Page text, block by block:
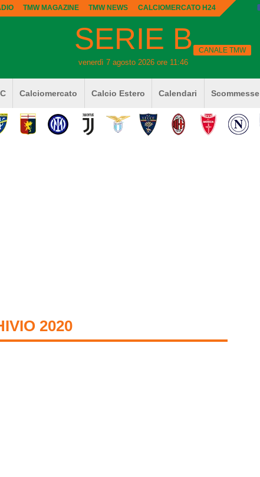
TMW MAGAZINE TMW NEWS CALCIOMERCATO H24
SERIE B
venerdì 7 agosto 2026 ore 11:46
CANALE TMW
Calciomercato Calcio Estero Calendari Scommesse
2020